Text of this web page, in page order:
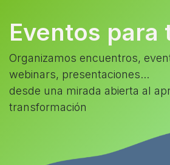
Eventos para
Organizamos encuentros,
webinars, presentaciones...
desde una mirada abierta al
transformación